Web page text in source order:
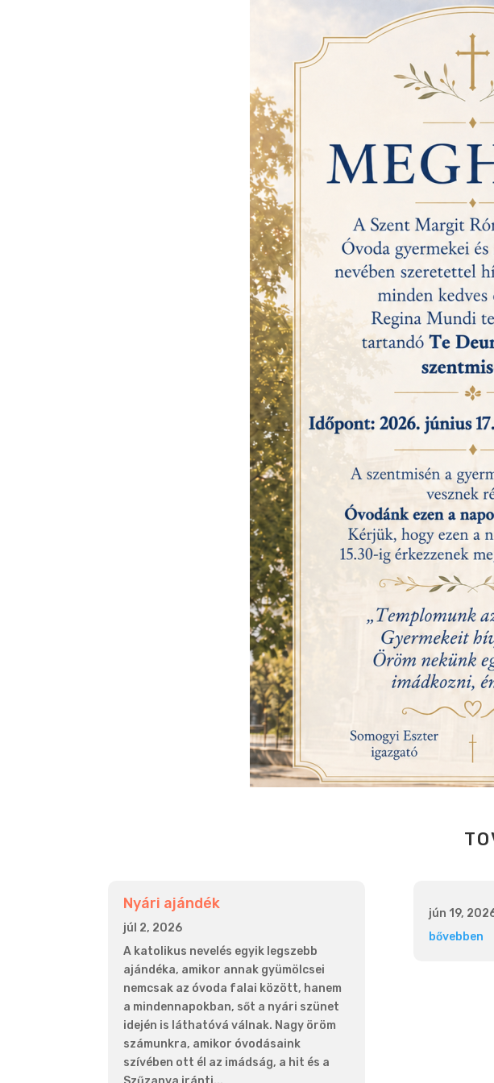
Nyári ajándék
júl 2, 2026
A katolikus nevelés egyik legszebb
ajándéka, amikor annak gyümölcsei
nemcsak az óvoda falai között, hanem
a mindennapokban, sőt a nyári szünet
idején is láthatóvá válnak. Nagy öröm
számunkra, amikor óvodásaink
szívében ott él az imádság, a hit és a
jún 19,
bővebben